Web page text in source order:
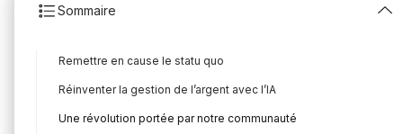
Sommaire
Remettre en cause le statu quo
Réinventer la gestion de l’argent avec l’IA
Une révolution portée par notre communauté
d'euros (Série B)
Mounir Laggoune